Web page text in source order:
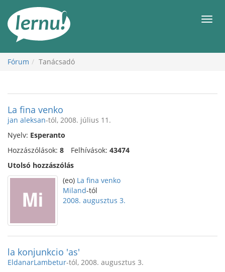
Fórum Tanácsadó
La fina venko
jan aleksan-tól, 2008. július 11.
Nyelv: Esperanto
Hozzászólások: 8 Felhívások: 43474
Utolsó hozzászólás
(eo) La fina venko
Miland-tól
2008. augusztus 3.
la konjunkcio 'as'
EldanarLambetur-tól, 2008. augusztus 3.